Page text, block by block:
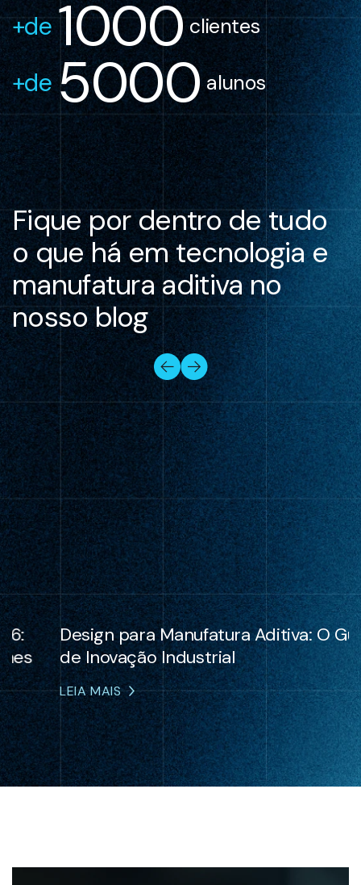
+de 1000 clientes
+de 5000 alunos
Fique por dentro de tudo
o que há em tecnologia e
manufatura aditiva no
nosso blog
Design para Manufatura Aditiva: O Guia
de Inovação Industrial
LEIA MAIS